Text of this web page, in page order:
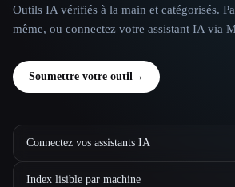
Outils IA vérifiés à la main et catégorisés.
même, ou connectez votre assistant IA via
Soumettre votre outil→
Connectez vos assistants IA
Index lisible par machine